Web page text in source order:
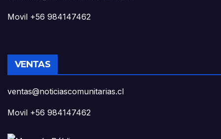
Movil +56 984147462
VENTAS
ventas@noticiascomunitarias.cl
Movil +56 984147462